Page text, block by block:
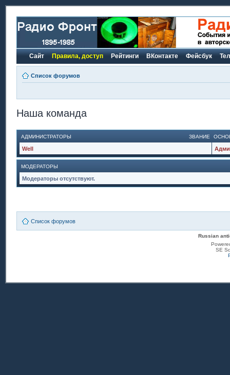
Сайт Правила, доступ Рейтинги ВКонтакте Фейсбук
Список форумов
Наша команда
ЗВАНИЕ
АДМИНИСТРАТОРЫ
Well
МОДЕРАТОРЫ
Модераторы отсутствуют.
Список форумов
Russian
SE